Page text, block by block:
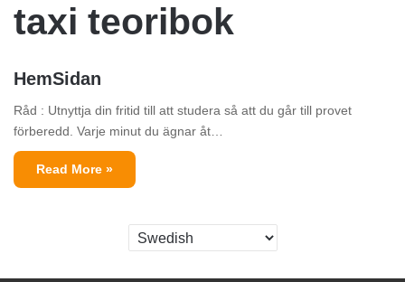
taxi teoribok
HemSidan
Råd : Utnyttja din fritid till att studera så att du går till provet
förberedd. Varje minut du ägnar åt…
Read More »